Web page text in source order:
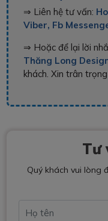
⇒ Liên hệ tư vấn:
Viber, Fb
⇒ Hoặc để lại lời
Thăng Long
khách. Xin trân
Tư
Quý khách vui lòng